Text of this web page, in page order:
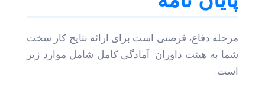
مرحله دفاع، فرصتی است برای ارائه نتایج کار سخت
شما به هیئت داوران. آمادگی کامل شامل موارد زیر
است: